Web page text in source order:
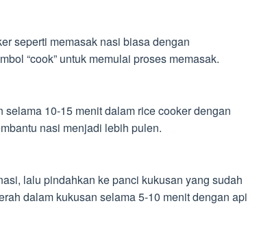
seperti memasak nasi biasa dengan
“cook” untuk memulai proses memasak.
10-15 menit dalam rice cooker dengan
nasi menjadi lebih pulen.
lalu pindahkan ke panci kukusan yang sudah
dalam kukusan selama 5-10 menit dengan api